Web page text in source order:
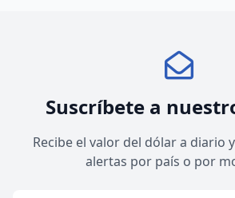
Suscríbete a
Recibe el valor del dólar a diario
alertas por país o por